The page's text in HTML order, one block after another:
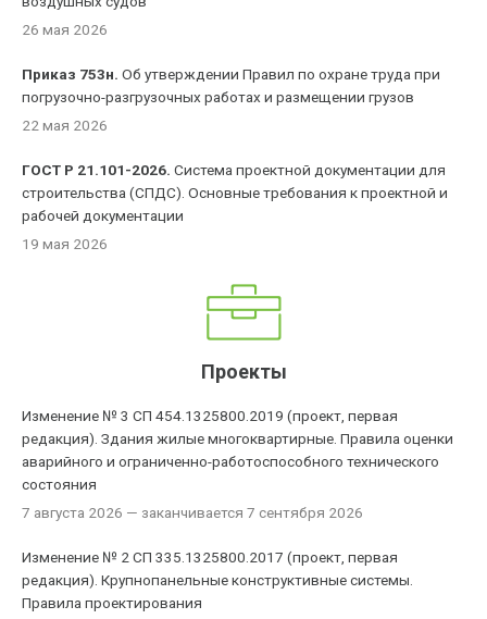
26 мая 2026
Приказ 753н. Об утверждении Правил по охране труда при
погрузочно-разгрузочных работах и размещении грузов
22 мая 2026
ГОСТ Р 21.101-2026. Система проектной документации для
строительства (СПДС). Основные требования к проектной и
рабочей документации
19 мая 2026
Проекты
Изменение № 3 СП 454.1325800.2019 (проект, первая
редакция). Здания жилые многоквартирные. Правила оценки
аварийного и ограниченно-работоспособного технического
состояния
7 августа 2026 — заканчивается 7 сентября 2026
Изменение № 2 СП 335.1325800.2017 (проект, первая
редакция). Крупнопанельные конструктивные системы.
Правила проектирования